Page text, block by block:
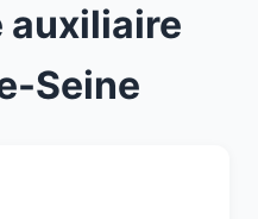
auxiliaire
Seine